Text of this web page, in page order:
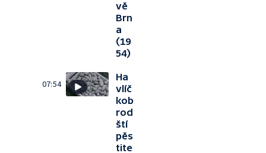
vě
Brn
a
(19
54)
07:54
Ha
vlíč
kob
rod
ští
pěs
tite